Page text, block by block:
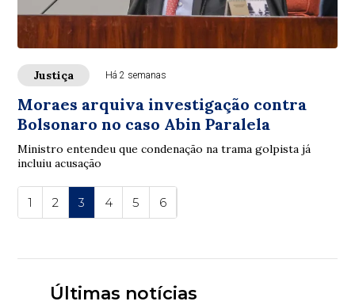
Justiça Há 2 semanas
Moraes arquiva investigação contra
Bolsonaro no caso Abin Paralela
Ministro entendeu que condenação na trama golpista já
incluiu acusação
1 2 3 4 5 6
Últimas notícias